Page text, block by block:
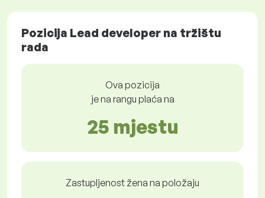
Pozicija Lead developer na tržištu
rada
Ova pozicija
je na rangu plaća na
25 mjestu
Zastupljenost žena na položaju